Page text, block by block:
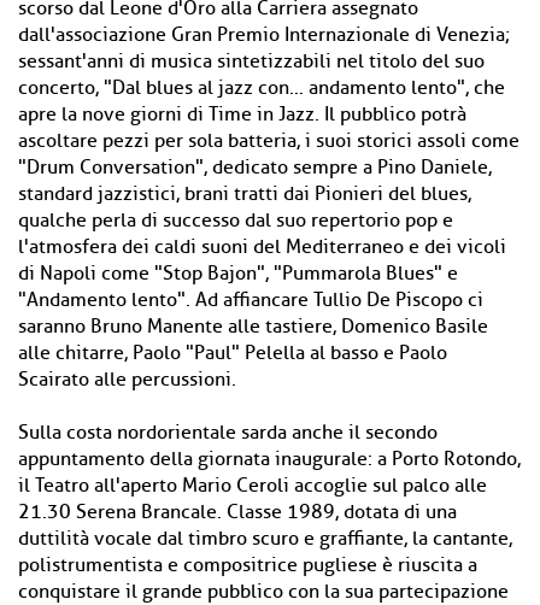
scorso dal Leone d'Oro alla Carriera assegnato
dall'associazione Gran Premio Internazionale di Venezia;
sessant'anni di musica sintetizzabili nel titolo del suo
concerto, "Dal blues al jazz con… andamento lento", che
apre la nove giorni di Time in Jazz. Il pubblico potrà
ascoltare pezzi per sola batteria, i suoi storici assoli come
"Drum Conversation", dedicato sempre a Pino Daniele,
standard jazzistici, brani tratti dai Pionieri del blues,
qualche perla di successo dal suo repertorio pop e
l'atmosfera dei caldi suoni del Mediterraneo e dei vicoli
di Napoli come "Stop Bajon", "Pummarola Blues" e
"Andamento lento". Ad affiancare Tullio De Piscopo ci
saranno Bruno Manente alle tastiere, Domenico Basile
alle chitarre, Paolo "Paul" Pelella al basso e Paolo
Scairato alle percussioni.
Sulla costa nordorientale sarda anche il secondo
appuntamento della giornata inaugurale: a Porto Rotondo,
il Teatro all'aperto Mario Ceroli accoglie sul palco alle
21.30 Serena Brancale. Classe 1989, dotata di una
duttilità vocale dal timbro scuro e graffiante, la cantante,
polistrumentista e compositrice pugliese è riuscita a
conquistare il grande pubblico con la sua partecipazione